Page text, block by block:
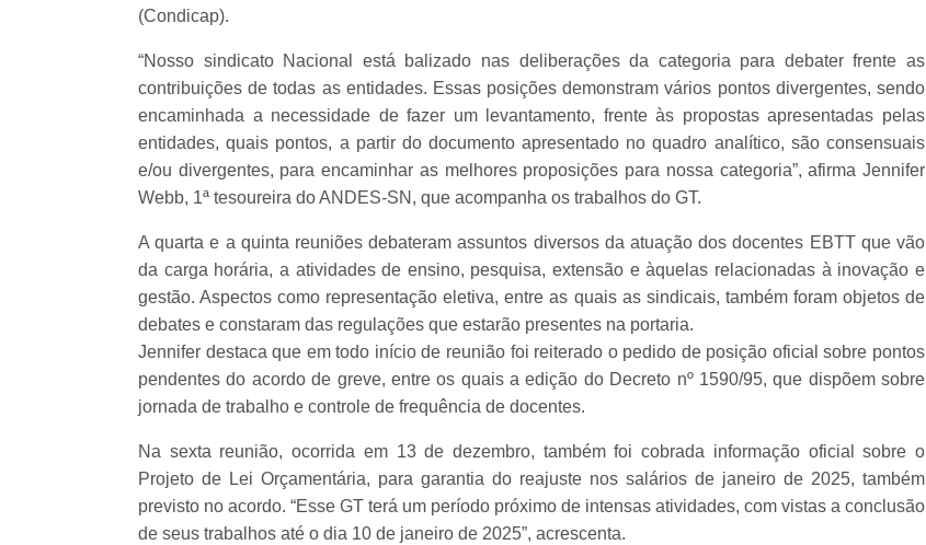
(Condicap).
“Nosso sindicato Nacional está balizado nas deliberações da categoria para debater frente as
contribuições de todas as entidades. Essas posições demonstram vários pontos divergentes, sendo
encaminhada a necessidade de fazer um levantamento, frente às propostas apresentadas pelas
entidades, quais pontos, a partir do documento apresentado no quadro analítico, são consensuais
e/ou divergentes, para encaminhar as melhores proposições para nossa categoria”, afirma Jennifer
Webb, 1ª tesoureira do ANDES-SN, que acompanha os trabalhos do GT.
A quarta e a quinta reuniões debateram assuntos diversos da atuação dos docentes EBTT que vão
da carga horária, a atividades de ensino, pesquisa, extensão e àquelas relacionadas à inovação e
gestão. Aspectos como representação eletiva, entre as quais as sindicais, também foram objetos de
debates e constaram das regulações que estarão presentes na portaria.
Jennifer destaca que em todo início de reunião foi reiterado o pedido de posição oficial sobre pontos
pendentes do acordo de greve, entre os quais a edição do Decreto nº 1590/95, que dispõem sobre
jornada de trabalho e controle de frequência de docentes.
Na sexta reunião, ocorrida em 13 de dezembro, também foi cobrada informação oficial sobre o
Projeto de Lei Orçamentária, para garantia do reajuste nos salários de janeiro de 2025, também
previsto no acordo. “Esse GT terá um período próximo de intensas atividades, com vistas a conclusão
de seus trabalhos até o dia 10 de janeiro de 2025”, acrescenta.